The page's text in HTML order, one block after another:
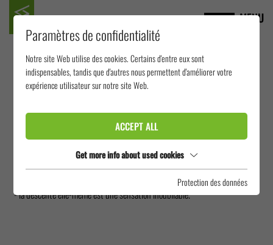
MENU
HARAKIRI
Le Harakiri est un toboggan à chute libre extrêmement raide pour les
accros à l'adrénaline et les courageux. Il est l'incarnation des sensations
fortes et apporte l'expérience de glisse ultime dans chaque piscine de
- la descente elle-même est une sensation inoubliable.
Paramètres de confidentialité
Notre site Web utilise des cookies. Certains d'entre eux sont
indispensables, tandis que d'autres nous permettent d'améliorer votre
expérience utilisateur sur notre site Web.
ACCEPT ALL
Get more info about used cookies
Protection des données